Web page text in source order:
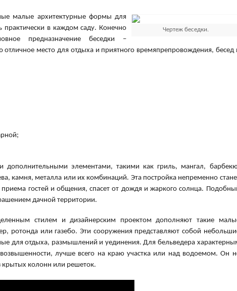
Чертеж беседки.
малые архитектурные формы для
практически в каждом саду. Конечно
предназначение беседки –
отличное место для отдыха и приятного времяпрепровождения, бесед
дополнительными элементами, такими как гриль, мангал,
камня, металла или их комбинаций. Эта постройка непременно
гостей и общения, спасет от дождя и жаркого солнца.
дачной территории.
стилем и дизайнерским проектом дополняют такие
ротонда или газебо. Эти сооружения представляют собой
для отдыха, размышлений и уединения. Для бельведера
лучше всего на краю участка или над водоемом. Он
колонн или решеток.